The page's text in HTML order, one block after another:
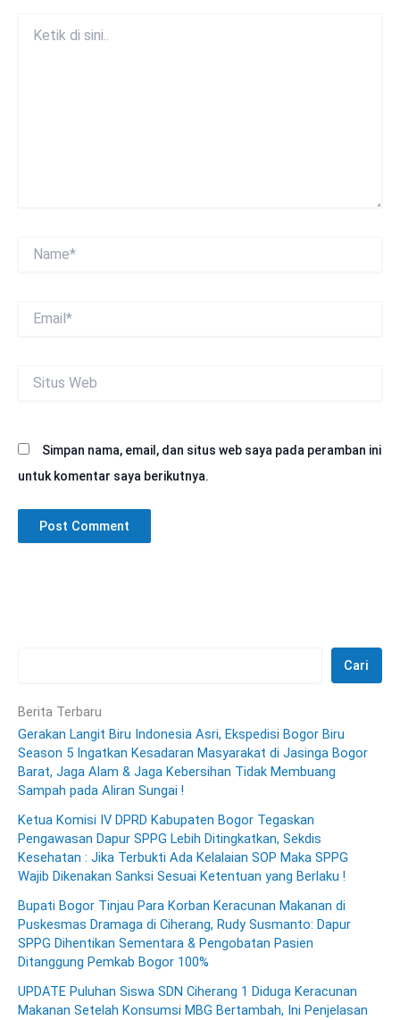
Web
Simpan nama, email, dan situs web saya pada peramban ini
untuk komentar saya berikutnya.
Cari
Berita Terbaru
Gerakan Langit Biru Indonesia Asri, Ekspedisi Bogor Biru
Season 5 Ingatkan Kesadaran Masyarakat di Jasinga Bogor
Barat, Jaga Alam & Jaga Kebersihan Tidak Membuang
Sampah pada Aliran Sungai !
Ketua Komisi IV DPRD Kabupaten Bogor Tegaskan
Pengawasan Dapur SPPG Lebih Ditingkatkan, Sekdis
Kesehatan : Jika Terbukti Ada Kelalaian SOP Maka SPPG
Wajib Dikenakan Sanksi Sesuai Ketentuan yang Berlaku !
Bupati Bogor Tinjau Para Korban Keracunan Makanan di
Puskesmas Dramaga di Ciherang, Rudy Susmanto: Dapur
SPPG Dihentikan Sementara & Pengobatan Pasien
Ditanggung Pemkab Bogor 100%
UPDATE Puluhan Siswa SDN Ciherang 1 Diduga Keracunan
Makanan Setelah Konsumsi MBG Bertambah, Ini Penjelasan